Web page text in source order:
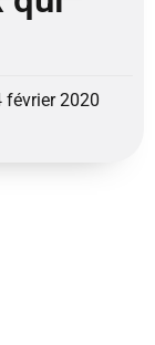
février 2020